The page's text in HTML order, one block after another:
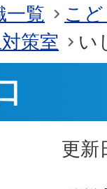
一覧
こ
策室
い
更新